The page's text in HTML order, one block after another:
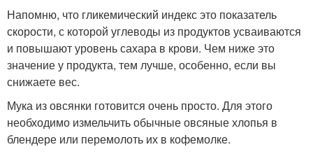
Напомню, что гликемический индекс это показатель
скорости, с которой углеводы из продуктов усваиваются
и повышают уровень сахара в крови. Чем ниже это
значение у продукта, тем лучше, особенно, если вы
снижаете вес.
Мука из овсянки готовится очень просто. Для этого
необходимо измельчить обычные овсяные хлопья в
блендере или перемолоть их в кофемолке.